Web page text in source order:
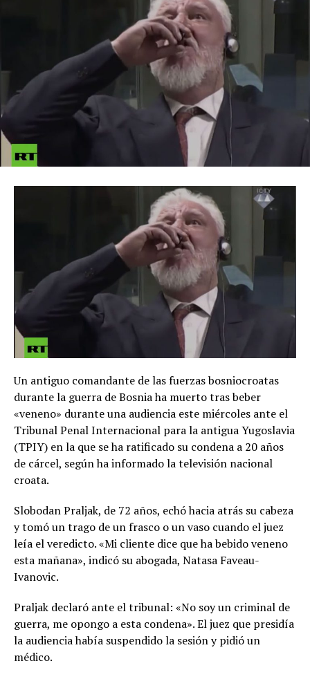
Un antiguo comandante de las fuerzas bosniocroatas
durante la guerra de Bosnia ha muerto tras beber
«veneno» durante una audiencia este miércoles ante el
Tribunal Penal Internacional para la antigua Yugoslavia
(TPIY) en la que se ha ratificado su condena a 20 años
de cárcel, según ha informado la televisión nacional
croata.
Slobodan Praljak, de 72 años, echó hacia atrás su cabeza
y tomó un trago de un frasco o un vaso cuando el juez
leía el veredicto. «Mi cliente dice que ha bebido veneno
esta mañana», indicó su abogada, Natasa Faveau-
Ivanovic.
Praljak declaró ante el tribunal: «No soy un criminal de
guerra, me opongo a esta condena». El juez que presidía
la audiencia había suspendido la sesión y pidió un
médico.